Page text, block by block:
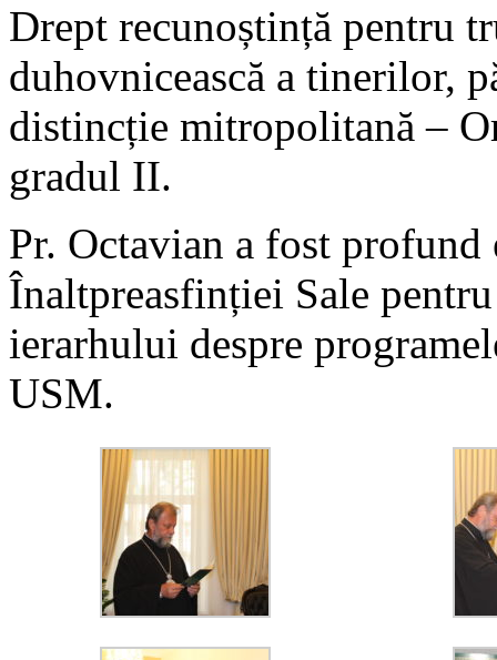
Drept recunoștință pentru
duhovnicească a tinerilor,
distincție mitropolitană –
gradul II.
Pr. Octavian a fost
Înaltpreasfinției Sale
ierarhului despre
USM.